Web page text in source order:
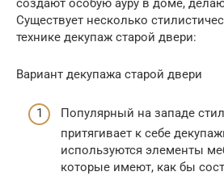
создают особую ауру в доме,
Существует несколько
технике декупаж старой двери:
Вариант декупажа старой двери
Популярный на западе
притягивает к себе
используются элементы
которые имеют, как бы